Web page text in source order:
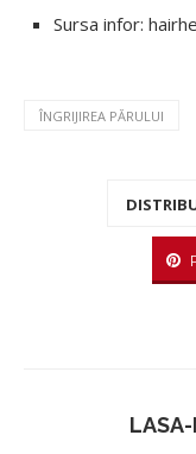
Sursa infor:
ÎNGRIJIREA PĂRULUI